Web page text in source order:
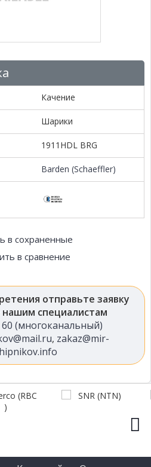
Качение
Шарики
1911HDL BRG
Barden (Schaeffler)
в сохраненные
в сравнение
отправьте заявку
нашим специалистам
60 (многоканальный)
, zakaz@mir-